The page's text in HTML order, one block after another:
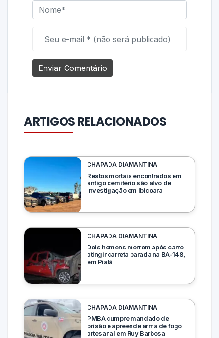
ARTIGOS RELACIONADOS
CHAPADA DIAMANTINA
Restos mortais encontrados em
antigo cemitério são alvo de
investigação em Ibicoara
CHAPADA DIAMANTINA
Dois homens morrem após carro
atingir carreta parada na BA-148,
em Piatã
CHAPADA DIAMANTINA
PMBA cumpre mandado de
prisão e apreende arma de fogo
artesanal em Ruy Barbosa